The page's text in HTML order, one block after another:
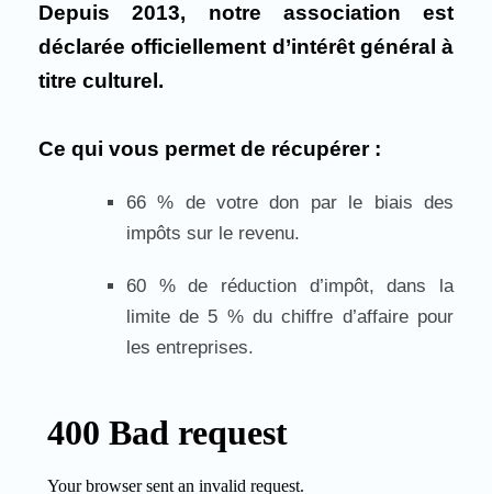
Depuis 2013, notre association est
déclarée officiellement d’intérêt général à
titre culturel.
Ce qui vous permet de récupérer :
66 % de votre don par le biais des
impôts sur le revenu.
60 % de réduction d’impôt, dans la
limite de 5 % du chiffre d’affaire pour
les entreprises.